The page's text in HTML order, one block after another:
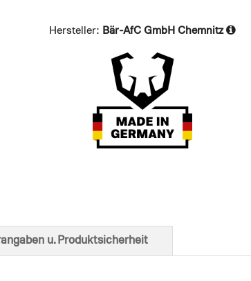
Ansicht von unten
Hersteller: Bär-AfC GmbH Chemnitz
u. Produktsicherheit